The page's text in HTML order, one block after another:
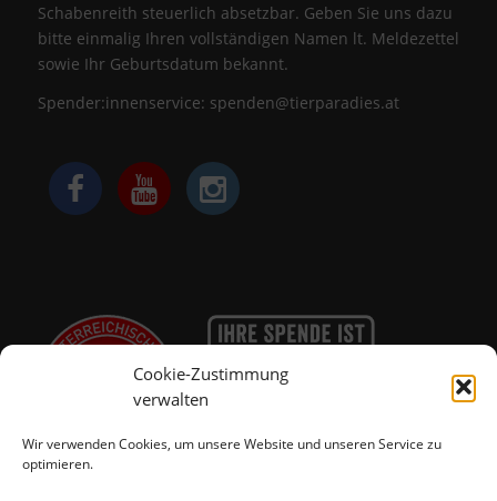
Cookie-Zustimmung
verwalten
Wir verwenden Cookies, um unsere Website und unseren Service zu
optimieren.
Schabenreith steuerlich absetzbar. Geben Sie uns dazu
bitte einmalig Ihren vollständigen Namen lt. Meldezettel
sowie Ihr Geburtsdatum bekannt.
Spender:innenservice: spenden@tierparadies.at